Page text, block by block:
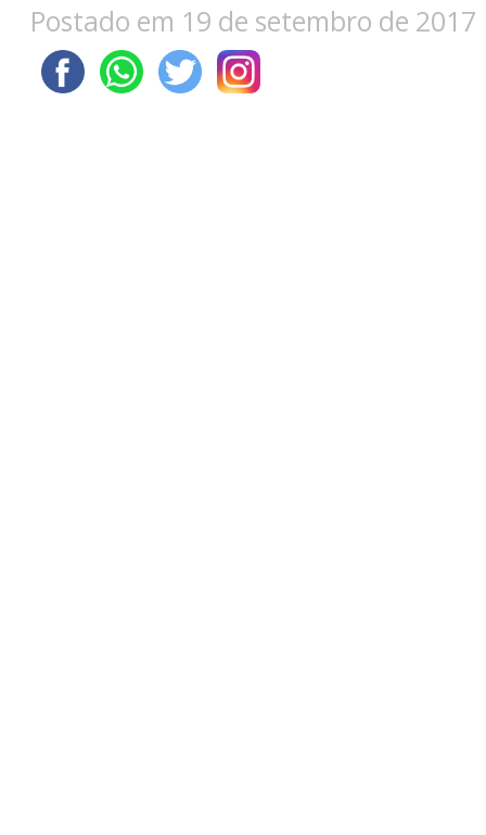
Postado em 19 de setembro de 2017